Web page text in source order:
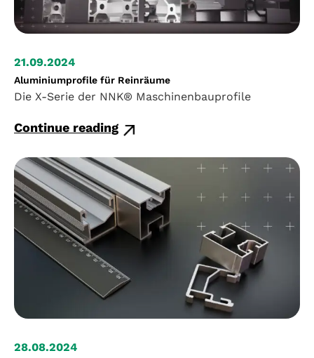
21.09.2024
Aluminiumprofile für Reinräume
Die X-Serie der NNK® Maschinenbauprofile
Continue reading
28.08.2024